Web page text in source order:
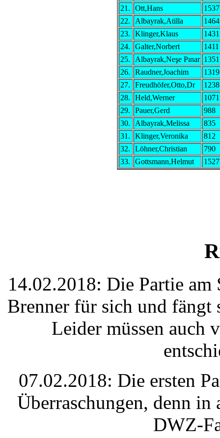
21.
Ott,Hans
1537
22.
Albayrak,Atilla
1464
23.
Klinger,Klaus
1431
24.
Galter,Norbert
1411
25.
Albayrak,Neşe Pınar 1351
26.
Raudner,Joachim
1319
27.
Freudhöfer,Otto,Dr
1238
28.
Held,Werner
1071
29.
Pauer,Gerd
988
30.
Albayrak,Melissa
835
31.
Klinger,Veronika
812
32.
Löhner,Christian
790
33.
Gottsmann,Helmut 1527
14.02.2018: Die Partie
Brenner für sich und fängt
Leider müssen auch
07.02.2018: Die ersten
Überraschungen, denn
DWZ-